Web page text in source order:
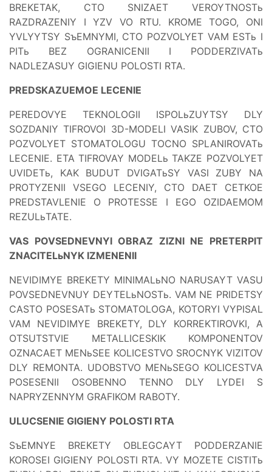
BREKETAK, CTO SNIZAET VEROYTNOSTь
RAZDRAZENIY I YZV VO RTU. KROME TOGO, ONI
YVLYYTSY SъEMNYMI, CTO POZVOLYET VAM ESTь I
PITь BEZ OGRANICENII I PODDERZIVATь
NADLEZASUY GIGIENU POLOSTI RTA.
PREDSKAZUEMOE LECENIE
PEREDOVYE TEKNOLOGII ISPOLьZUYTSY DLY
SOZDANIY TIFROVOI 3D-MODELI VASIK ZUBOV, CTO
POZVOLYET STOMATOLOGU TOCNO SPLANIROVATь
LECENIE. ETA TIFROVAY MODELь TAKZE POZVOLYET
UVIDETь, KAK BUDUT DVIGATьSY VASI ZUBY NA
PROTYZENII VSEGO LECENIY, CTO DAET CETKOE
PREDSTAVLENIE O PROTESSE I EGO OZIDAEMOM
REZULьTATE.
VAS POVSEDNEVNYI OBRAZ ZIZNI NE PRETERPIT
ZNACITELьNYK IZMENENII
NEVIDIMYE BREKETY MINIMALьNO NARUSAYT VASU
POVSEDNEVNUY DEYTELьNOSTь. VAM NE PRIDETSY
CASTO POSESATь STOMATOLOGA, KOTORYI VYPISAL
VAM NEVIDIMYE BREKETY, DLY KORREKTIROVKI, A
OTSUTSTVIE METALLICESKIK KOMPONENTOV
OZNACAET MENьSEE KOLICESTVO SROCNYK VIZITOV
DLY REMONTA. UDOBSTVO MENьSEGO KOLICESTVA
POSESENII OSOBENNO TENNO DLY LYDEI S
NAPRYZENNYM GRAFIKOM RABOTY.
ULUCSENIE GIGIENY POLOSTI RTA
SъEMNYE BREKETY OBLEGCAYT PODDERZANIE
KOROSEI GIGIENY POLOSTI RTA. VY MOZETE CISTITь